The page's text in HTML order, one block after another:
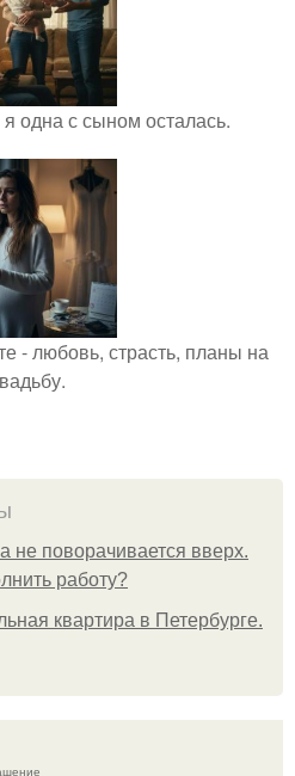
одна с сыном осталась.
- любовь, страсть, планы на
не поворачивается вверх.
работу?
квартира в Петербурге.